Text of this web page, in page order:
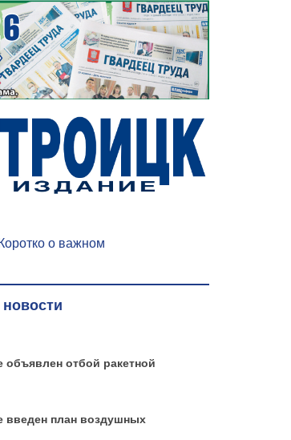
о важном
отбой ракетной
введен план воздушных